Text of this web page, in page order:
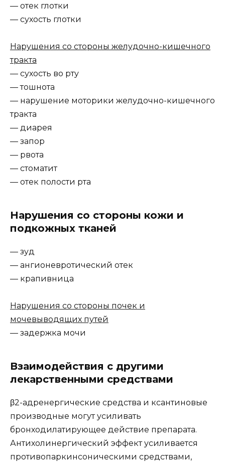
— отек глотки
— сухость глотки
Нарушения со стороны желудочно-кишечного
тракта
— сухость во рту
— тошнота
— нарушение моторики желудочно-кишечного
тракта
— диарея
— запор
— рвота
— стоматит
— отек полости рта
Нарушения со стороны кожи и
подкожных тканей
— зуд
— ангионевротический отек
— крапивница
Нарушения со стороны почек и
мочевыводящих путей
— задержка мочи
Взаимодействия с другими
лекарственными средствами
β2-адренергические средства и ксантиновые
производные могут усиливать
бронходилатирующее действие препарата.
Антихолинергический эффект усиливается
противопаркинсоническими средствами,